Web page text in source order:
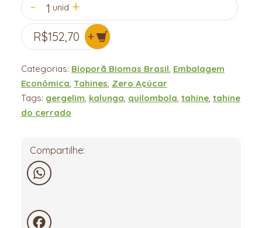
1 unid
R$152,70
Categorias: Bioporã Biomas Brasil, Embalagem
Econômica, Tahines, Zero Açúcar
Tags: gergelim, kalunga, quilombola, tahine, tahine
do cerrado
Compartilhe: